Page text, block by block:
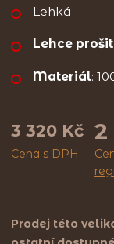
Lehká
Lehce
Materiál:
3 320 Kč
Cena s DPH
2
Prodej této